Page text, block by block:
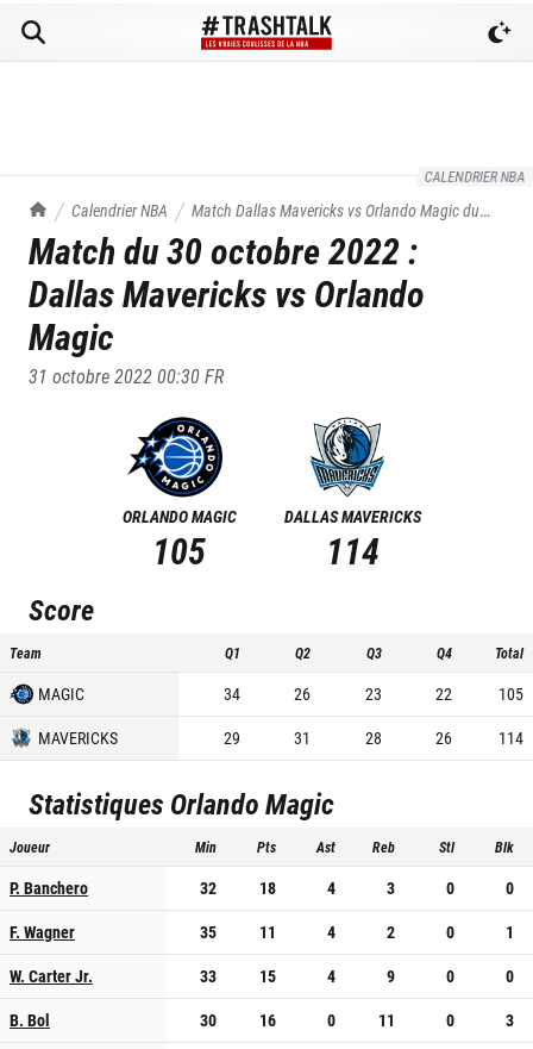
CALENDRIER NBA
TrashTalk Actu NBA
Calendrier NBA Match Dallas Mavericks vsOrlando Magicdu
30/10/2022
Match du30 octobre 2022:
Dallas Mavericks vs Orlando
Magic
31 octobre 2022 00:30FR
ORLANDO MAGIC
105
DALLAS MAVERICKS
114
Score
Team Q1 Q2 Q3 Q4 Total
MAGIC 34 26 23 22
105
MAVERICKS
29 31 28 26 114
Statistiques Orlando Magic
Joueur Min Pts Ast Reb Stl Blk
P. Banchero 32 18 4 3 0
0
F. Wagner
35 11 4 2 0
1
W. Carter Jr.
33 15 4 9 0
0
B. Bol
30 16 0 11 0
3